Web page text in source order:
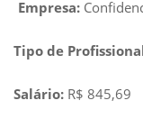
Empresa:
Tipo de
Salário: R$ 845,69